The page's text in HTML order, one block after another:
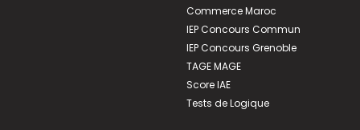
Commerce Maroc
IEP Concours Commun
IEP Concours Grenoble
TAGE MAGE
Score IAE
Tests de Logique